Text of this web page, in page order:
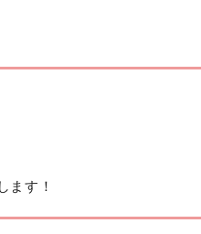
ます！